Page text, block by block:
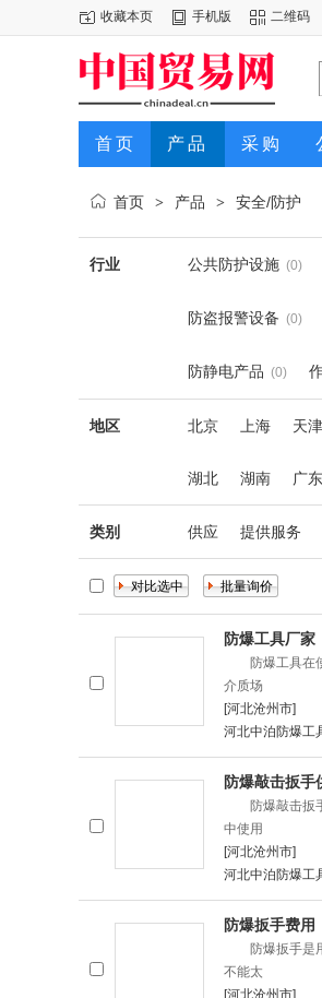
收藏本页 手机版 二维码
首页 产品 采购
首页 > 产品 > 安全/防护
行业 公共防护设施 (0)
防盗报警设备 (0)
防静电产品 (0)
地区 北京 上海 天津
湖北 湖南 广东
类别 供应 提供服务
防爆工具厂家
防爆工具在使
介质场
[河北沧州市]
河北中泊防爆工
防爆敲击扳手
防爆敲击扳手
中使用
[河北沧州市]
河北中泊防爆工
防爆扳手费用
防爆扳手是用
不能太
[河北沧州市]